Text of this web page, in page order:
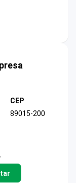
CEP
89015-200